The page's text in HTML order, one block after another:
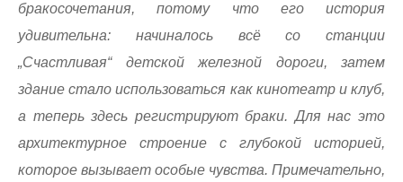
бракосочетания, потому что его история
удивительна: начиналось всё со станции
„Счастливая“ детской железной дороги, затем
здание стало использоваться как кинотеатр и клуб,
а теперь здесь регистрируют браки. Для нас это
архитектурное строение с глубокой историей,
которое вызывает особые чувства. Примечательно,